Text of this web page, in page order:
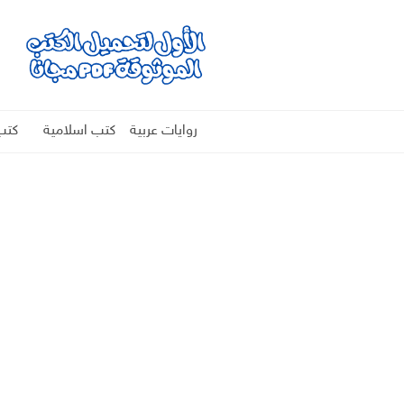
روايات عربية كتب اسلامية